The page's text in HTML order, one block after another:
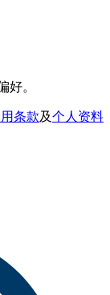
好。
条款及个人资料